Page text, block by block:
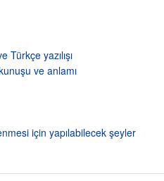
yazılışı
ve anlamı
için yapılabilecek şeyler